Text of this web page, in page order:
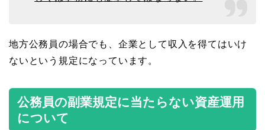
地方公務員の場合でも、企業として収入を得てはいけ
ないという規定になっています。
公務員の副業規定に当たらない資産運用
について